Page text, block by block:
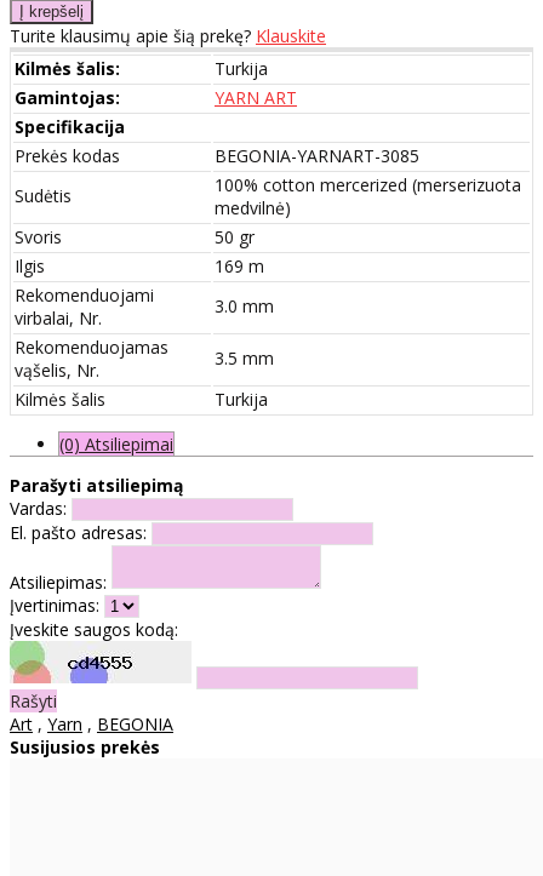
Turite klausimų apie šią prekę? Klauskite
Kilmės šalis:
Turkija
Gamintojas:
YARN ART
Specifikacija
Prekės kodas
BEGONIA-YARNART-3085
Sudėtis
100% cotton mercerized (merserizuota
medvilnė)
Svoris
50 gr
Ilgis
169 m
Rekomenduojami
virbalai, Nr.
3.0 mm
Rekomenduojamas
vąšelis, Nr.
3.5 mm
Kilmės šalis
Turkija
(0) Atsiliepimai
Parašyti atsiliepimą
Vardas:
El. pašto adresas:
Atsiliepimas:
Įvertinimas:
Įveskite saugos kodą:
Rašyti
Art , Yarn , BEGONIA
Susijusios prekės